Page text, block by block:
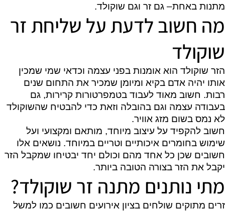
מתנות באחת– גם זר וגם שוקולד.
מה חשוב לדעת על שליחת זר
שוקולד
הזר שוקולד הוא אומנות בפני עצמה וכדאי שמי שמכין
אותו יהיה אדם בקיא ומיומן שמכיר את התחום שנים
רבות. חשוב מאוד לעבוד בטמפרטורות קרירות, גם
בעבודה עצמה וגם בהובלה וזאת כדי להבטיח שהשוקולד
לא נמס בשום מזג אוויר.
חשוב להקפיד על עיצוב מיוחד, מותאם ומקצועי ועל
שימוש בחומרים איכותיים וטריים במיוחד. נושאים אלו
חשובים שכן כל אחד מהם וכולם יחד יבטיחו שמקבל הזר
יקבל את הזר בצורה הטובה ביותר.
מתי נותנים מתנה זר שוקולד?
זרים מתוקים שולחים בציון אירועים חשובים כמו למשל